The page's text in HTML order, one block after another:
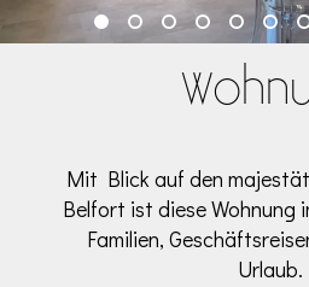
Mit Blick auf den
Belfort ist diese Wohnung
Familien,
Urlaub.